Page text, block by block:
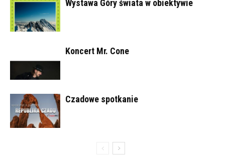
Wystawa Góry świata w obiektywie
Koncert Mr. Cone
Czadowe spotkanie